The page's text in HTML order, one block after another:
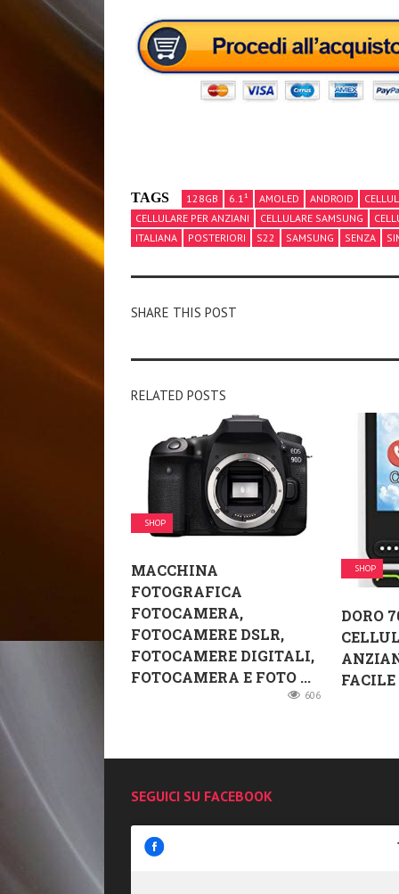
TAGS 128GB 6.1¹ AMOLED ANDROID
CELLULARE PER ANZIANI
CELLULARE SAMSUNG
ITALIANA
POSTERIORI S22 SAMSUNG SENZA
SHARE THIS POST
RELATED POSTS
SHOP
MACCHINA
FOTOGRAFICA
FOTOCAMERA,
FOTOCAMERE DSLR,
FOTOCAMERE DIGITALI,
FOTOCAMERA E FOTO ...
606
SHOP
DORO
FACILE
SEGUICI SU FACEBOOK